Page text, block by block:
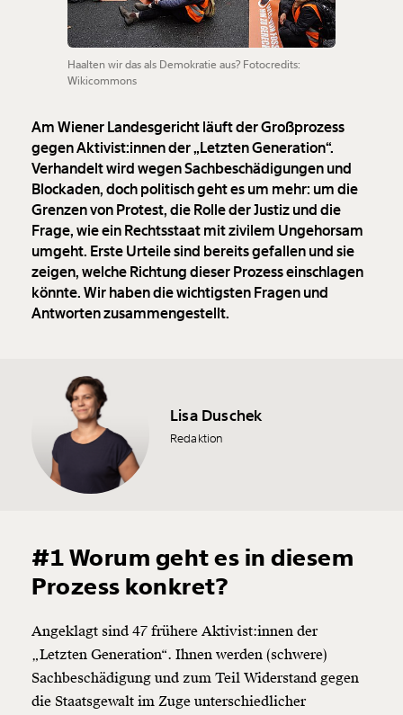
Haalten wir das als Demokratie aus? Fotocredits:
Wikicommons
Am Wiener Landesgericht läuft der Großprozess
gegen Aktivist:innen der „Letzten Generation“.
Verhandelt wird wegen Sachbeschädigungen und
Blockaden, doch politisch geht es um mehr: um die
Grenzen von Protest, die Rolle der Justiz und die
Frage, wie ein Rechtsstaat mit zivilem Ungehorsam
umgeht. Erste Urteile sind bereits gefallen und sie
zeigen, welche Richtung dieser Prozess einschlagen
könnte. Wir haben die wichtigsten Fragen und
Antworten zusammengestellt.
Lisa Duschek
Redaktion
#1 Worum geht es in diesem
Prozess konkret?
Angeklagt sind 47 frühere Aktivist:innen der
„Letzten Generation“. Ihnen werden (schwere)
Sachbeschädigung und zum Teil Widerstand gegen
die Staatsgewalt im Zuge unterschiedlicher